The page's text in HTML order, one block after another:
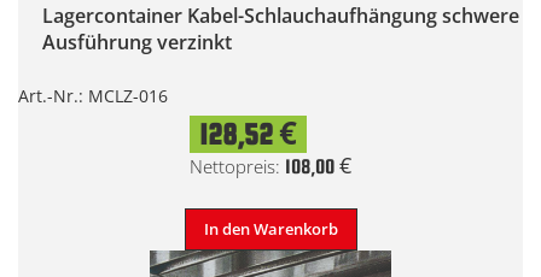
Lagercontainer Kabel-Schlauchaufhängung schwere
Ausführung verzinkt
Art.-Nr.: MCLZ-016
128,52 €
108,00 €
In den Warenkorb